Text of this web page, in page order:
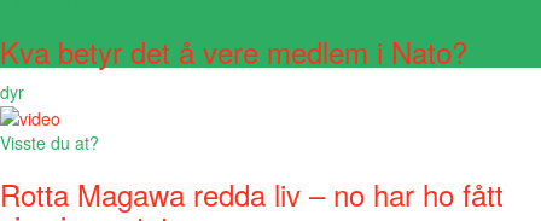
Kva betyr det å vere medlem i Nato?
dyr
Visste du at?
Rotta Magawa redda liv – no har ho fått